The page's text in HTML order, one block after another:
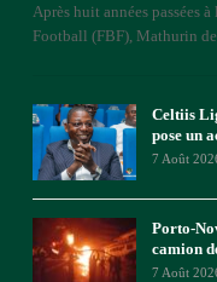
Après huit années passées
Football (FBF), Mathurin
Celtiis
pose un
7 Août
Porto-
camion
7 Août